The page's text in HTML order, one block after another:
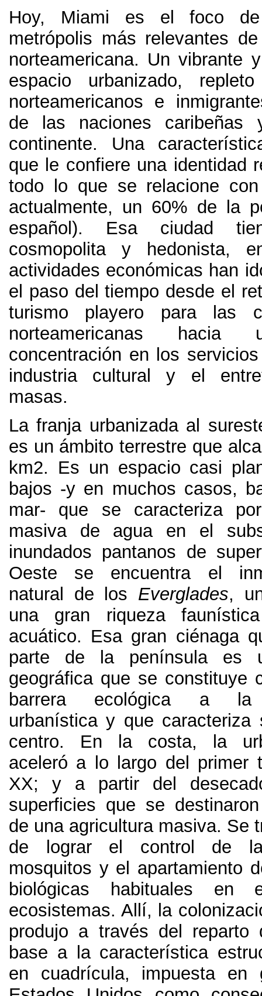
Hoy, Miami es el foco
metrópolis más relevantes
norteamericana. Un vibrante
espacio urbanizado,
norteamericanos e
de las naciones
continente. Una
que le confiere una identidad
todo lo que se relacione
actualmente, un 60% de la
español ). Esa ciudad
cosmopolita y hedonista,
actividades económicas han
el paso del tiempo desde el
turismo playero para las
norteamericanas hacia
concentración en los
industria cultural y el
masas.
La franja urbanizada al
es un ámbito terrestre que
km2. Es un espacio casi
bajos -y en muchos casos,
mar- que se caracteriza
masiva de agua en el
inundados pantanos de
Oeste se encuentra el
natural de los Everglades,
una gran riqueza
acuático. Esa gran ciénaga
parte de la península es
geográfica que se constituye
barrera ecológica a la
urbanística y que caracteriza
centro. En la costa,
la
aceleró a lo largo del primer
XX; y a partir del
superficies que se
de una agricultura masiva. Se
de lograr el control de
mosquitos y el apartamiento
biológicas habituales
ecosistemas. Allí, la
produjo a través del reparto
base a la característica
en cuadrícula, impuesta en